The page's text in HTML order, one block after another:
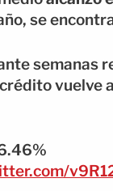
se
semanas
vuelve